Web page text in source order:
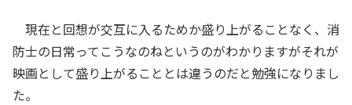
現在と回想が交互に入るためか盛り上がることなく、消
防士の日常ってこうなのねというのがわかりますがそれが
映画として盛り上がることとは違うのだと勉強になりまし
た。